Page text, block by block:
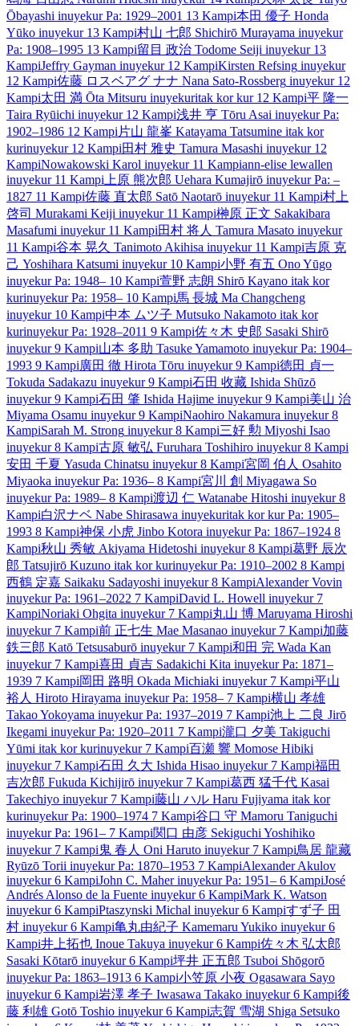
Ōbayashi inuyekur Pa: 1929–2001 13 Kampi本田 優子 Honda
Yūko inuyekur 13 Kampi村山 七郎 Shichirō Murayama inuyekur
Pa: 1908–1995 13 Kampi留目 政治 Todome Seiji inuyekur 13
KampiJeffry Gayman inuyekur 12 KampiKirsten Refsing inuyekur
12 Kampi佐藤 ロスベアグ ナナ Nana Sato-Rossberg inuyekur 12
Kampi太田 満 Ōta Mitsuru inuyekuritak kor kur 12 Kampi平 隆一
Taira Ryūichi inuyekur 12 Kampi浅井 亨 Tōru Asai inuyekur Pa:
1902–1986 12 Kampi 片山 龍峯 Katayama Tatsumine itak kor
kurinuyekur 12 Kampi田村 雅史 Tamura Masashi inuyekur 12
KampiNowakowski Karol inuyekur 11 Kampiann-elise lewallen
inuyekur 11 Kampi 上原 熊次郎 Uehara Kumajirō inuyekur Pa: –
1827 11 Kampi佐藤 直太郎 Satō Naotarō inuyekur 11 Kampi村上
啓司 Murakami Keiji inuyekur 11 Kampi榊原 正文 Sakakibara
Masafumi inuyekur 11 Kampi田村 将人 Tamura Masato inuyekur
11 Kampi谷本 晃久 Tanimoto Akihisa inuyekur 11 Kampi吉原 克
己 Yoshihara Katsumi inuyekur 10 Kampi小野 有五 Ono Yūgo
inuyekur Pa: 1948– 10 Kampi萱野 志朗 Shirō Kayano itak kor
kurinuyekur Pa: 1958– 10 Kampi馬 長城 Ma Changcheng
inuyekur 10 Kampi中本 ムツ子 Mutsuko Nakamoto itak kor
kurinuyekur Pa: 1928–2011 9 Kampi佐々木 史郎 Sasaki Shirō
inuyekur 9 Kampi山本 多助 Tasuke Yamamoto inuyekur Pa: 1904–
1993 9 Kampi廣田 徹 Hirota Tōru inuyekur 9 Kampi徳田 貞一
Tokuda Sadakazu inuyekur 9 Kampi石田 收藏 Ishida Shūzō
inuyekur 9 Kampi石田 肇 Ishida Hajime inuyekur 9 Kampi美山 治
Miyama Osamu inuyekur 9 KampiNaohiro Nakamura inuyekur 8
KampiSarah M. Strong inuyekur 8 Kampi三好 勲 Miyoshi Isao
inuyekur 8 Kampi古原 敏弘 Furuhara Toshihiro inuyekur 8 Kampi
安田 千夏 Yasuda Chinatsu inuyekur 8 Kampi宮岡 伯人 Osahito
Miyaoka inuyekur Pa: 1936– 8 Kampi宮川 創 Miyagawa So
inuyekur Pa: 1989– 8 Kampi渡辺 仁 Watanabe Hitoshi inuyekur 8
Kampi白沢ナベ Nabe Shirasawa inuyekuritak kor kur Pa: 1905–
1993 8 Kampi神保 小虎 Jinbo Kotora inuyekur Pa: 1867–1924 8
Kampi秋山 秀敏 Akiyama Hidetoshi inuyekur 8 Kampi葛野 辰次
郎 Tatsujirō Kuzuno itak kor kurinuyekur Pa: 1910–2002 8 Kampi
西鶴 定嘉 Saikaku Sadayoshi inuyekur 8 KampiAlexander Vovin
inuyekur Pa: 1961–2022 7 KampiDavid L. Howell inuyekur 7
KampiNoriaki Ohgita inuyekur 7 Kampi丸山 博 Maruyama Hiroshi
inuyekur 7 Kampi前 正七生 Mae Masanao inuyekur 7 Kampi加藤
鉄三郎 Katō Tetsusaburō inuyekur 7 Kampi和田 完 Wada Kan
inuyekur 7 Kampi喜田 貞吉 Sadakichi Kita inuyekur Pa: 1871–
1939 7 Kampi岡田 路明 Okada Michiaki inuyekur 7 Kampi平山
裕人 Hiroto Hirayama inuyekur Pa: 1958– 7 Kampi横山 孝雄
Takao Yokoyama inuyekur Pa: 1937–2019 7 Kampi池上 二良 Jirō
Ikegami inuyekur Pa: 1920–2011 7 Kampi瀧口 夕美 Takiguchi
Yūmi itak kor kurinuyekur 7 Kampi百瀬 響 Momose Hibiki
inuyekur 7 Kampi石田 久大 Ishida Hisao inuyekur 7 Kampi福田
吉次郎 Fukuda Kichijirō inuyekur 7 Kampi葛西 猛千代 Kasai
Takechiyo inuyekur 7 Kampi藤山 ハル Haru Fujiyama itak kor
kurinuyekur Pa: 1900–1974 7 Kampi谷口 守 Mamoru Taniguchi
inuyekur Pa: 1961– 7 Kampi関口 由彦 Sekiguchi Yoshihiko
inuyekur 7 Kampi鬼 春人 Oni Haruto inuyekur 7 Kampi鳥居 龍藏
Ryūzō Torii inuyekur Pa: 1870–1953 7 KampiAlexander Akulov
inuyekur 6 KampiJohn C. Maher inuyekur Pa: 1951– 6 KampiJosé
Andrés Alonso de la Fuente inuyekur 6 KampiMark K. Watson
inuyekur 6 KampiPtaszynski Michal inuyekur 6 Kampiすず子 田
村 inuyekur 6 Kampi亀丸由紀子 Kamemaru Yukiko inuyekur 6
Kampi井上拓也 Inoue Takuya inuyekur 6 Kampi佐々木 弘太郎
Sasaki Kōtarō inuyekur 6 Kampi坪井 正五郎 Tsuboi Shōgorō
inuyekur Pa: 1863–1913 6 Kampi小笠原 小夜 Ogasawara Sayo
inuyekur 6 Kampi岩澤 孝子 Iwasawa Takako inuyekur 6 Kampi後
藤 利雄 Gotō Toshio inuyekur 6 Kampi志賀 雪湖 Shiga Setsuko